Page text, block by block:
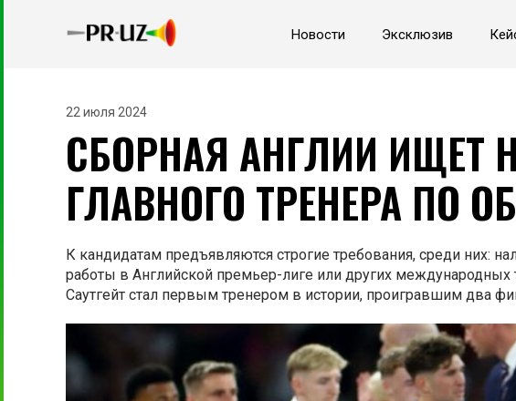
Новости Эксклюзив
22 июля 2024
СБОРНАЯ АНГЛИИ ИЩЕТ
ГЛАВНОГО ТРЕНЕРА ПО
К кандидатам предъявляются строгие требования, среди них:
работы в Английской премьер-лиге или других международных
Саутгейт стал первым тренером в истории, проигравшим два